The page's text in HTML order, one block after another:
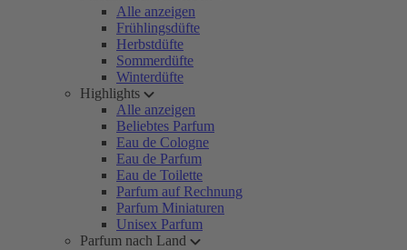
Alle anzeigen
Frühlingsdüfte
Herbstdüfte
Sommerdüfte
Winterdüfte
Highlights
Alle anzeigen
Beliebtes Parfum
Eau de Cologne
Eau de Parfum
Eau de Toilette
Parfum auf Rechnung
Parfum Miniaturen
Unisex Parfum
Parfum nach Land